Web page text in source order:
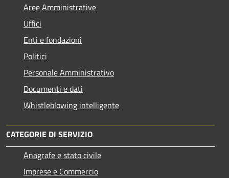
Aree Amministrative
Uffici
Enti e fondazioni
Politici
Personale Amministrativo
Documenti e dati
Whistleblowing intelligente
CATEGORIE DI SERVIZIO
Anagrafe e stato civile
Imprese e Commercio